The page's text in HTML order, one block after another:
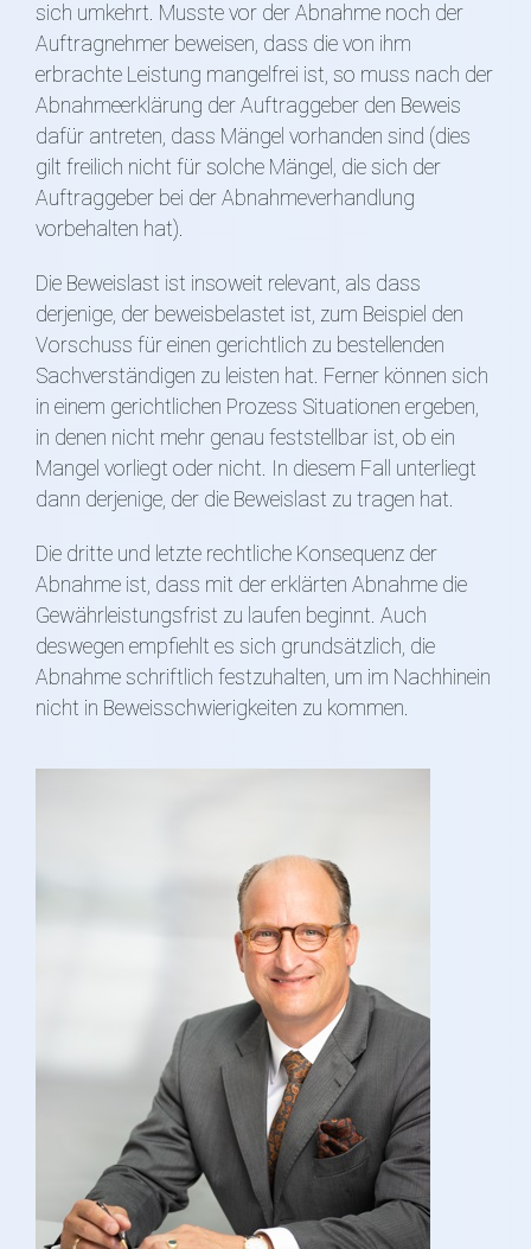
sich umkehrt. Musste vor der Abnahme noch der
Auftragnehmer beweisen, dass die von ihm
erbrachte Leistung mangelfrei ist, so muss nach der
Abnahmeerklärung der Auftraggeber den Beweis
dafür antreten, dass Mängel vorhanden sind (dies
gilt freilich nicht für solche Mängel, die sich der
Auftraggeber bei der Abnahmeverhandlung
vorbehalten hat).
Die Beweislast ist insoweit relevant, als dass
derjenige, der beweisbelastet ist, zum Beispiel den
Vorschuss für einen gerichtlich zu bestellenden
Sachverständigen zu leisten hat. Ferner können sich
in einem gerichtlichen Prozess Situationen ergeben,
in denen nicht mehr genau feststellbar ist, ob ein
Mangel vorliegt oder nicht. In diesem Fall unterliegt
dann derjenige, der die Beweislast zu tragen hat.
Die dritte und letzte rechtliche Konsequenz der
Abnahme ist, dass mit der erklärten Abnahme die
Gewährleistungsfrist zu laufen beginnt. Auch
deswegen empfiehlt es sich grundsätzlich, die
Abnahme schriftlich festzuhalten, um im Nachhinein
nicht in Beweisschwierigkeiten zu kommen.